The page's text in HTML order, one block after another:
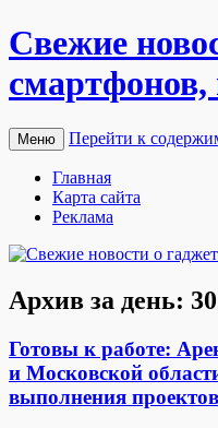
Свежие
Меню Перейти к
Главная
Карта сайта
Реклама
Архив за день:
Готовы к работе:
и Московской
выполнения